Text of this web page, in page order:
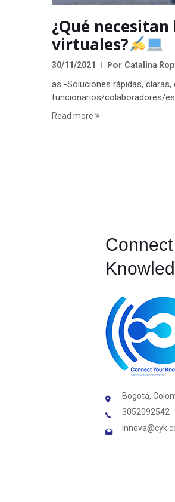
¿Qué
virtuales?
30/11/2021 Por Catalina
as -Soluciones rápidas,
funcionarios/colaboradores/
Read more
Bogotá,
3052092542